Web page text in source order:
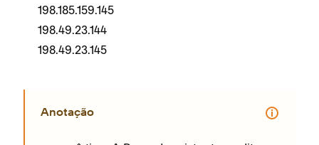
198.185.159.145
198.49.23.144
198.49.23.145
Anotação